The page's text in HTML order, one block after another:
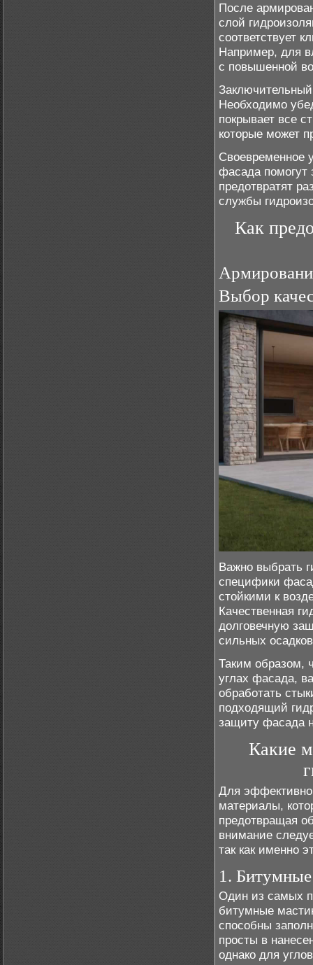
После
слой
соответствует
Например, для
с повышенной
Заключительный
Необходимо
покрывает все
которые может
Своевременное
фасада помогут
предотвратят
службы
Как
Выбор
Важно выбрать
специфики
стойкими к
Качественная
долговечную
сильных
Таким образом,
углах фасада,
обработать
подходящий
защиту фасада
Какие
Для
материалы,
предотвращая
внимание
так как именно
1.
Один из самых
битумные
способны
просты в
однако для